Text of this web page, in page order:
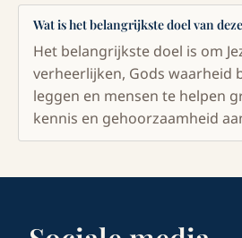
Wat is het belangrijkste doel van
Het belangrijkste doel is om
verheerlijken, Gods waarheid
leggen en mensen te helpen
kennis en gehoorzaamheid